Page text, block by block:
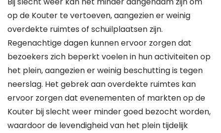
op de Kouter te vertoeven, aangezien er weinig
overdekte ruimtes of schuilplaatsen zijn.
Regenachtige dagen kunnen ervoor zorgen dat
bezoekers zich beperkt voelen in hun activiteiten op
het plein, aangezien er weinig beschutting is tegen
neerslag. Het gebrek aan overdekte ruimtes kan
ervoor zorgen dat evenementen of markten op de
Kouter bij slecht weer minder goed bezocht worden,
waardoor de levendigheid van het plein tijdelijk